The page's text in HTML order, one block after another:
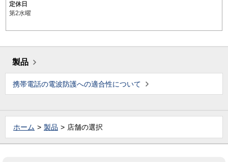
定休日
第2水曜
製品
携帯電話の電波防護への適合性について
ホーム 製品 店舗の選択